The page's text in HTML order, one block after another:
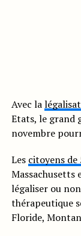
Avec la
Etats, le grand
novembre
Les citoyens de
Massachusetts
légaliser ou
thérapeutique
Floride,